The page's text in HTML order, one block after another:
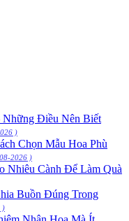
Những Điều Nên Biết
)
Chọn Mẫu Hoa Phù
2026 )
Nhiêu Cành Để Làm Quà
Buồn Đúng Trong
)